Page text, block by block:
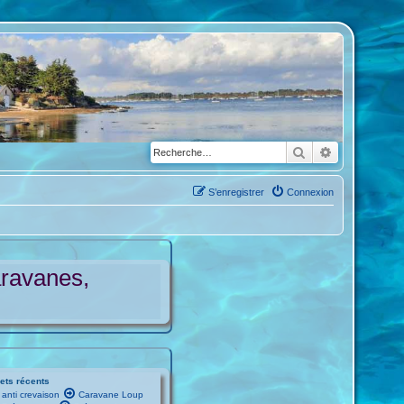
Rechercher
Connexion
S’enregistrer
récents
anti crevaison
Caravane Loup